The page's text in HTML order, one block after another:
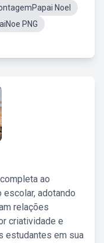
Noel
PNG
ao
adotando
relações
criatividade e
estudantes em sua